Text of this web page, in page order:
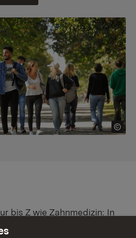
bis Z wie Zahnmedizin: In
unzählige